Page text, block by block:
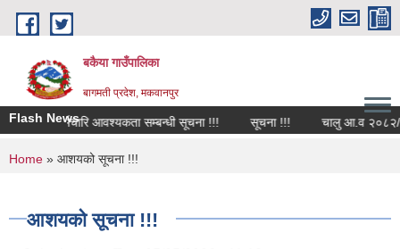
Skip to main content
बकैया गाउँपालिका
बागमती प्रदेश, मकवानपुर
Flash Newsकर्मचारि आवश्यकता सम्बन्धी सूचना !!! सूचना !!! चालु आ.व २०८२/
You are here
Home » आशयको सूचना !!!
आशयको सूचना !!!